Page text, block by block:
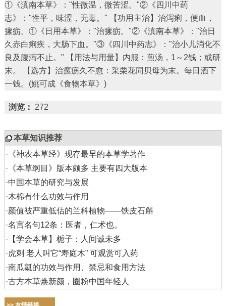
①《滇南本草》："性微温，微苦涩。"②《四川中药
志》："性平，味涩，无毒。" 【功用主治】治泻痢，便血，
瘰疬。①《日用本草》："治瘰疬。"②《滇南本草》："治日
久赤白痢疾，大肠下血。"③《四川中药志》："治小儿消化不
良及腹泻不止。" 【用法与用量】内服：煎汤，1～2钱；或研
末。 【选方】治瘰疬久不愈：采栗花同贝母为末。每日酒下
一钱。(姚可成《食物本草》)
浏览： 272
本草知识推荐
· 《神农本草经》现存最早的本草学著作
· 《本草纲目》版本颇多 主要有四大版本
·中国本草的研究与发展
·木棉有什么功效与作用
·颜值被严重低估的兰科植物——铁皮石斛
·名言名句12条：医者，仁术也。
· 【学会本草】栀子：人间诚未多
·虎刺 老人叫它“寿庭木” 可观赏可入药
·南瓜瓤的功效与作用、禁忌和食用方法
·古方本草焕新颜，圈粉中国年轻人